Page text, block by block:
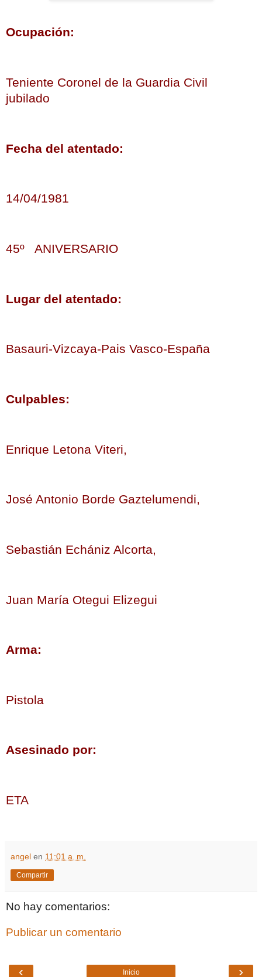
Ocupación:
Teniente Coronel de la Guardia Civil
jubilado
Fecha del atentado:
14/04/1981
45º ANIVERSARIO
Lugar del atentado:
Basauri-Vizcaya-Pais Vasco-España
Culpables:
Enrique Letona Viteri,
José Antonio Borde Gaztelumendi,
Sebastián Echániz Alcorta,
Juan María Otegui Elizegui
Arma:
Pistola
Asesinado por:
ETA
angel en 11:01 a. m.
Compartir
No hay comentarios:
Publicar un comentario
‹ ›
Inicio